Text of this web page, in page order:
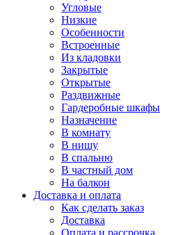
Угловые
Низкие
Особенности
Встроенные
Из кладовки
Закрытые
Открытые
Раздвижные
Гардеробные шкафы
Назначение
В комнату
В нишу
В спальню
В частный дом
На балкон
Доставка и оплата
Как сделать заказ
Доставка
Оплата и рассрочка